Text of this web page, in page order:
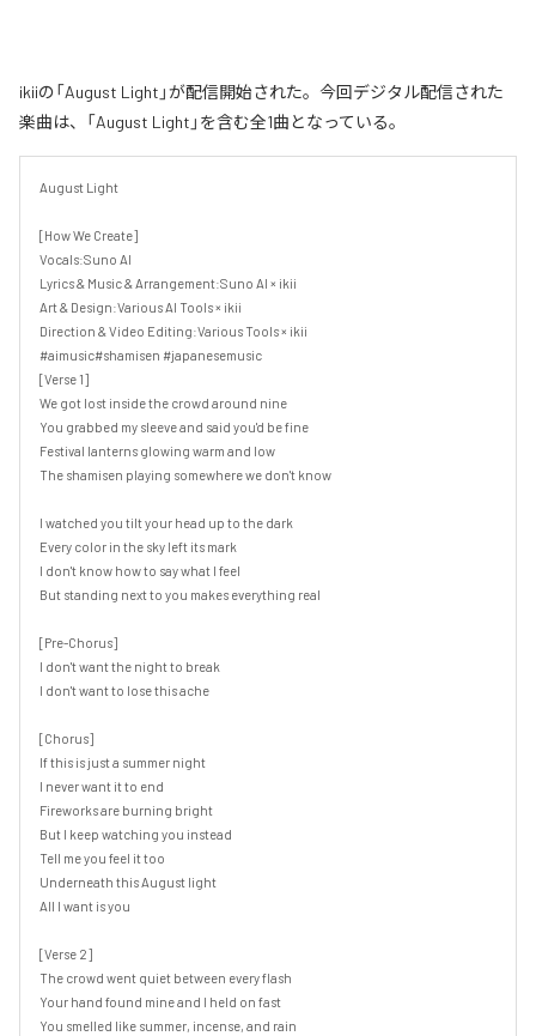
ikiiの「August Light」が配信開始された。今回デジタル配信された
楽曲は、「August Light」を含む全1曲となっている。
August Light
[How We Create]
Vocals:Suno AI
Lyrics & Music & Arrangement:Suno AI × ikii
Art & Design:Various AI Tools × ikii
Direction & Video Editing:Various Tools × ikii
#aimusic#shamisen #japanesemusic
[Verse 1]
We got lost inside the crowd around nine
You grabbed my sleeve and said you'd be fine
Festival lanterns glowing warm and low
The shamisen playing somewhere we don't know
I watched you tilt your head up to the dark
Every color in the sky left its mark
I don't know how to say what I feel
But standing next to you makes everything real
[Pre-Chorus]
I don't want the night to break
I don't want to lose this ache
[Chorus]
If this is just a summer night
I never want it to end
Fireworks are burning bright
But I keep watching you instead
Tell me you feel it too
Underneath this August light
All I want is you
[Verse 2]
The crowd went quiet between every flash
Your hand found mine and I held on fast
You smelled like summer, incense, and rain